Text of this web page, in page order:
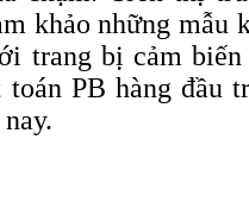
khảo những mẫu
trang bị cảm biến
PB hàng đầu